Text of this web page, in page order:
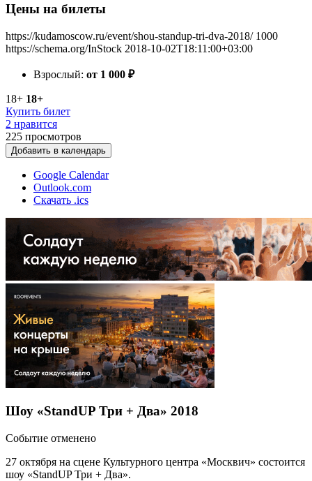
Цены на билеты
https://kudamoscow.ru/event/shou-standup-tri-dva-2018/ 1000
https://schema.org/InStock 2018-10-02T18:11:00+03:00
Взрослый: от 1 000 ₽
18+ 18+
Купить билет
2 нравится
225 просмотров
Добавить в календарь
Google Calendar
Outlook.com
Скачать .ics
Шоу «StandUP Три + Два» 2018
Событие отменено
27 октября на сцене Культурного центра «Москвич» состоится
шоу «StandUP Три + Два».